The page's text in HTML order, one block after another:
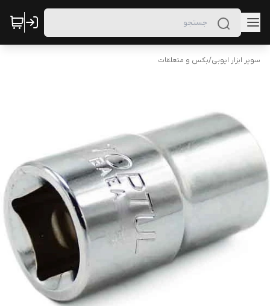
سوپر ابزار ایوبی/بکس و متعلقات